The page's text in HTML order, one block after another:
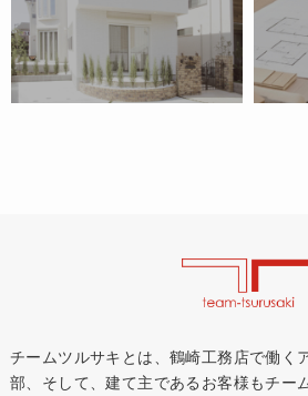
チームツルサキとは、鶴崎工務店で働く
部、そして、建て主であるお客様もチー